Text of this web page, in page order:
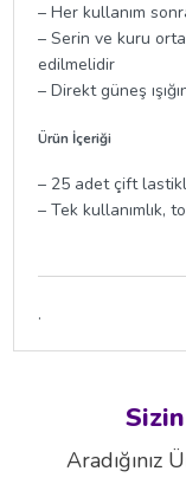
– Her kullanım
– Serin ve kuru
edilmelidir
– Direkt güneş
Ürün İçeriği
– 25 adet çift
– Tek kullanımlık,
.
Aradığınız